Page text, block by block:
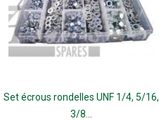
Set écrous rondelles UNF 1/4, 5/16,
3/8...